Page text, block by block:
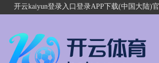
开云kaiyun登录入口登录APP下载(中国大陆)